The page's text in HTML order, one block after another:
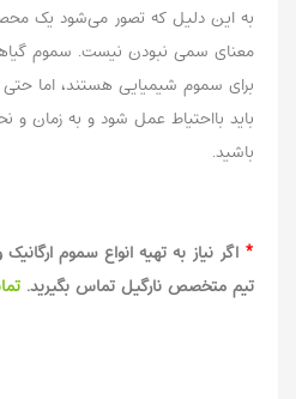
به این دلیل که تصور می‌شود یک
معنای سمی نبودن نیست. سموم
برای سموم شیمیایی هستند، اما حتی
باید بااحتیاط عمل شود و به زمان و
باشید.
* اگر نیاز به تهیه انواع سموم ارگانیک
تیم متخصص نارگیل تماس بگیرید.